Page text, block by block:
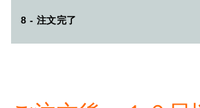
8 - 注文完了